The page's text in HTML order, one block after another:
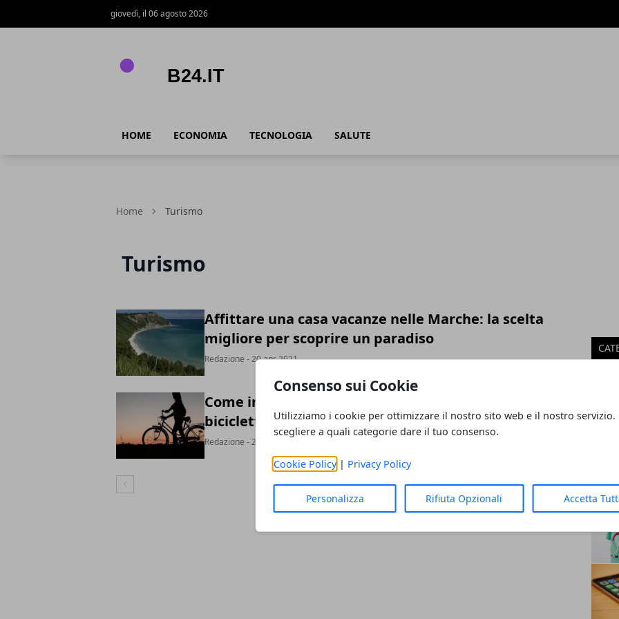
Consenso sui Cookie
Utilizziamo i cookie per ottimizzare il nostro sito web e il nostro servizio.
scegliere a quali categorie dare il tuo consenso.
Cookie Policy| Privacy Policy
Personalizza Rifiuta Opzionali Accetta
giovedì, il 06 agosto 2026
HOME ECONOMIA TECNOLOGIA SALUTE
Home Turismo
Turismo
Affittare una casa vacanze nelle Marche: la scelta
migliore per scoprire un paradiso
Redazione - 20 apr 2021
Come iniziare ad organizzare una vacanza in
bicicletta
Redazione - 20 apr 2021
Articolo Precedente
Casa